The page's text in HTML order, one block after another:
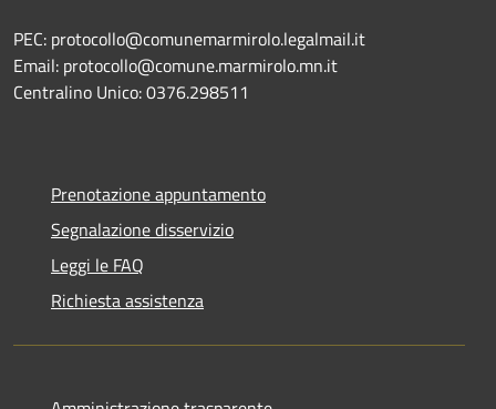
PEC: protocollo@comunemarmirolo.legalmail.it
Email: protocollo@comune.marmirolo.mn.it
Centralino Unico: 0376.298511
Prenotazione appuntamento
Segnalazione disservizio
Leggi le FAQ
Richiesta assistenza